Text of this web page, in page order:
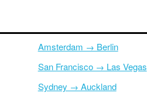
Amsterdam → Berlin
San Francisco → Las Vegas
Sydney → Auckland